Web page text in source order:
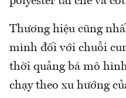
Thương hiệu cũng
mình đối với chuỗi
thời quảng bá mô
chạy theo xu hướng